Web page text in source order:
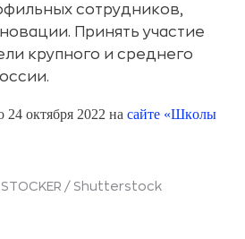
сотрудников,
Принять участие
крупного и среднего
октября 2022 на сайте «Школы
/ Shutterstock